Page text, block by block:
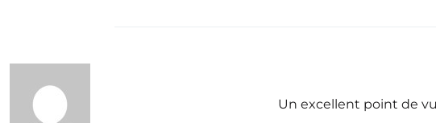
Un excellent point de